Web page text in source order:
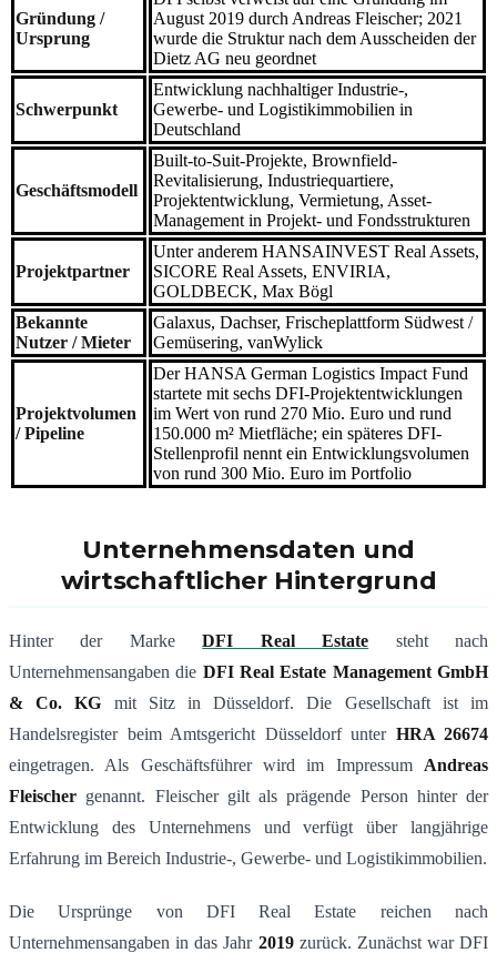
Gründung /
Ursprung
August 2019 durch Andreas Fleischer; 2021
wurde die Struktur nach dem Ausscheiden der
Dietz AG neu geordnet
Schwerpunkt
Entwicklung nachhaltiger Industrie-,
Gewerbe- und Logistikimmobilien in
Deutschland
Geschäftsmodell
Built-to-Suit-Projekte, Brownfield-
Revitalisierung, Industriequartiere,
Projektentwicklung, Vermietung, Asset-
Management in Projekt- und Fondsstrukturen
Projektpartner
Unter anderem HANSAINVEST Real Assets,
SICORE Real Assets, ENVIRIA,
GOLDBECK, Max Bögl
Bekannte
Nutzer / Mieter
Galaxus, Dachser, Frischeplattform Südwest /
Gemüsering, vanWylick
Projektvolumen
/ Pipeline
Der HANSA German Logistics Impact Fund
startete mit sechs DFI-Projektentwicklungen
im Wert von rund 270 Mio. Euro und rund
150.000 m² Mietfläche; ein späteres DFI-
Stellenprofil nennt ein Entwicklungsvolumen
von rund 300 Mio. Euro im Portfolio
Unternehmensdaten und
wirtschaftlicher Hintergrund
Hinter der MarkeDFI Real Estate steht nach
Unternehmensangaben die DFI Real Estate Management GmbH
& Co. KG mit Sitz in Düsseldorf. Die Gesellschaft ist im
Handelsregister beim Amtsgericht Düsseldorf unter HRA 26674
eingetragen. Als Geschäftsführer wird im Impressum Andreas
Fleischer genannt. Fleischer gilt als prägende Person hinter der
Entwicklung des Unternehmens und verfügt über langjährige
Erfahrung im Bereich Industrie-, Gewerbe- und Logistikimmobilien.
Die Ursprünge von DFI Real Estate reichen nach
Unternehmensangaben in das Jahr 2019zurück. Zunächst war DFI